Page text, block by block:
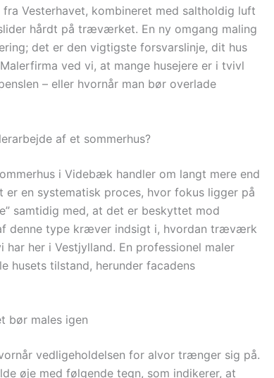
Vesterhavet, kombineret med saltholdig luft
hårdt på træværket. En ny omgang maling
det er den vigtigste forsvarslinje, dit hus
ved vi, at mange husejere er i tvivl
– eller hvornår man bør overlade
af et sommerhus?
i Videbæk handler om langt mere end
en systematisk proces, hvor fokus ligger på
samtidig med, at det er beskyttet mod
denne type kræver indsigt i, hvordan træværk
her i Vestjylland. En professionel maler
husets tilstand, herunder facadens
bør males igen
vedligeholdelsen for alvor trænger sig på.
øje med følgende tegn, som indikerer, at